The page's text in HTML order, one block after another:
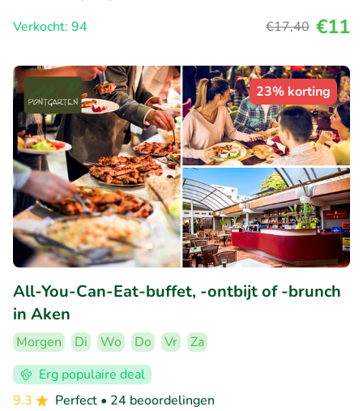
Verkocht: 94
€17,40 €11
23% korting
All-You-Can-Eat-buffet, -ontbijt of -brunch
in Aken
Morgen Di Wo Do Vr
Za
Erg populaire deal
9.3
Perfect • 24 beoordelingen